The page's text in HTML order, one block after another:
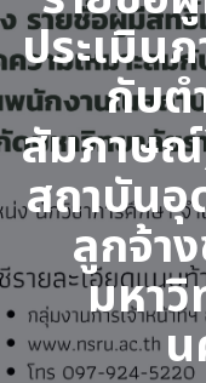
ประเมิน
กับต
สัมภาษณ์
สถาบันอุ
ลูกจ้า
มหา
น